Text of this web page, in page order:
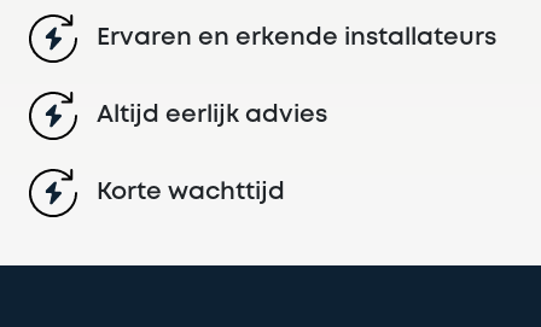
Ervaren en erkende installateurs
Altijd eerlijk advies
Korte wachttijd